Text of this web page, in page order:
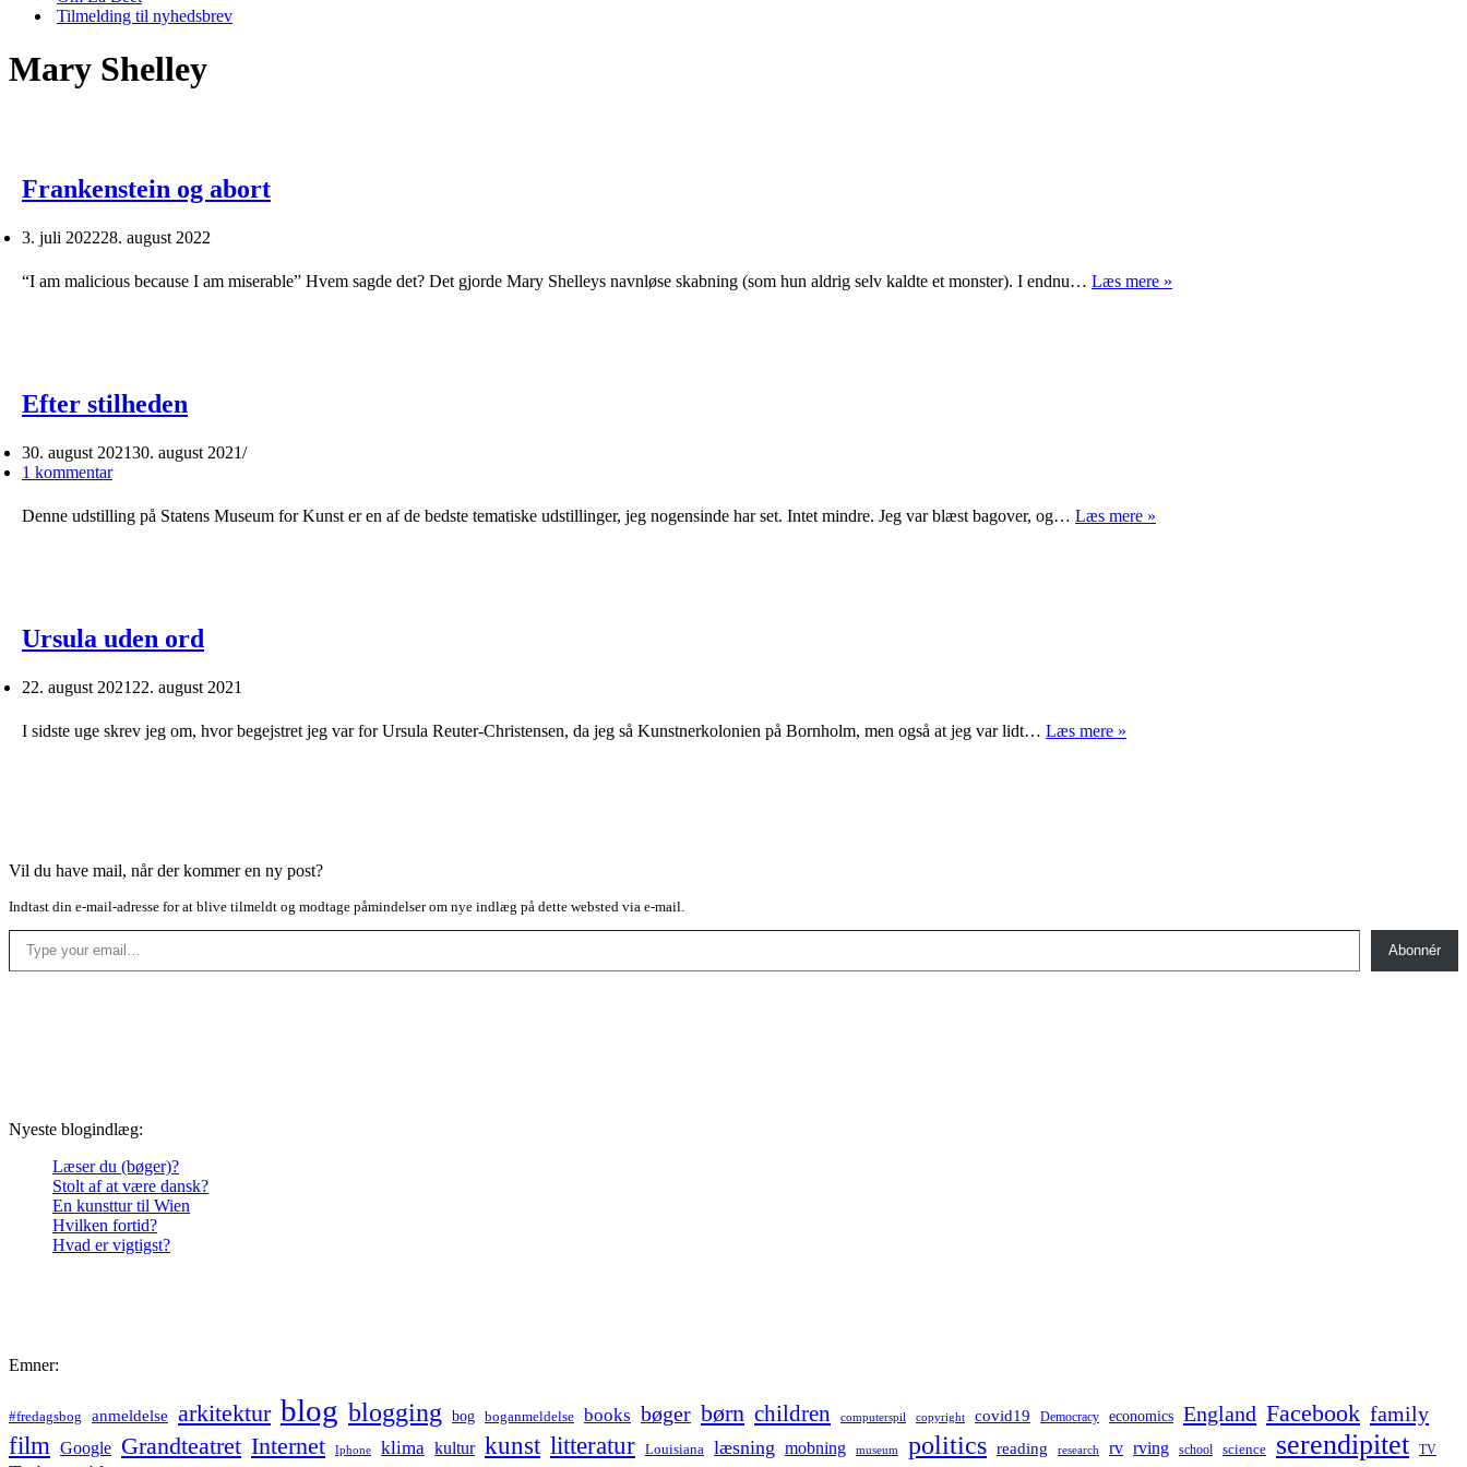
Tilmelding til nyhedsbrev
Mary Shelley
Frankenstein og abort
3. juli 202228. august 2022
“I am malicious because I am miserable” Hvem sagde det? Det gjorde Mary Shelleys navnløse skabning (som hun aldrig selv kaldte et monster). I endnu… Læs mere »
Efter stilheden
30. august 202130. august 2021
1 kommentar
Denne udstilling på Statens Museum for Kunst er en af de bedste tematiske udstillinger, jeg nogensinde har set. Intet mindre. Jeg var blæst bagover, og… Læs mere »
Ursula uden ord
22. august 2021 22. august 2021
I sidste uge skrev jeg om, hvor begejstret jeg var for Ursula Reuter-Christensen, da jeg så Kunstnerkolonien på Bornholm, men også at jeg var lidt… Læs mere »
Vil du have mail, når der kommer en ny post?
Indtast din e-mail-adresse for at blive tilmeldt og modtage påmindelser om nye indlæg på dette websted via e-mail.
Type your email…
Abonnér
Nyeste blogindlæg:
Læser du (bøger)?
Stolt af at være dansk?
En kunsttur til Wien
Hvilken fortid?
Hvad er vigtigst?
Emner:
#fredagsbog anmeldelse arkitektur blog blogging bog boganmeldelse books bøger børn children computerspil copyright covid19 Democracy economics England Facebook family
film Google Grandteatret Internet Iphone klima kultur kunst litteratur Louisiana læsning mobning museum politics reading research rv rving school science serendipitet TV